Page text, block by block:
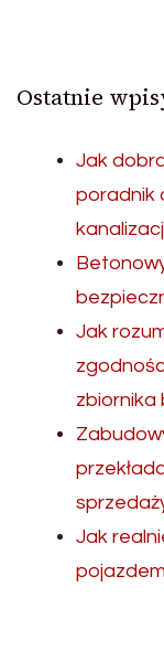
Ostatnie
Jak
poradnik
Jak
zbiornika
Jak